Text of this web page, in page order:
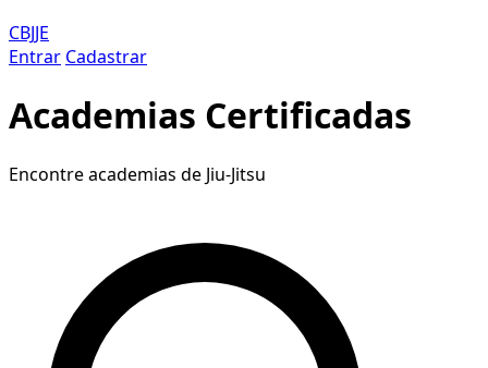
CBJJE
Entrar Cadastrar
Academias Certificadas
Encontre academias de Jiu-Jitsu